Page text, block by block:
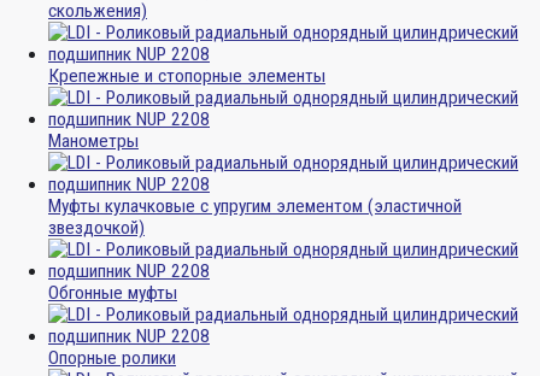
скольжения)
Крепежные и стопорные элементы
Манометры
Муфты кулачковые с упругим элементом (эластичной
звездочкой)
Обгонные муфты
Опорные ролики